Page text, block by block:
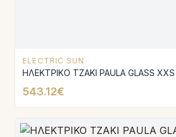
ELECTRIC SUN
ΗΛΕΚΤΡΙΚΟ ΤΖΑΚΙ PAULA GLASS
543.12€